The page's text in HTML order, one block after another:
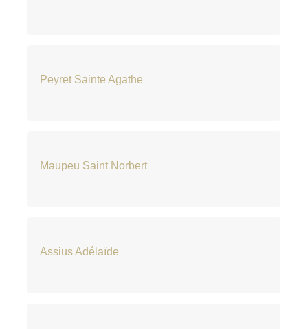
Peyret Sainte Agathe
Maupeu Saint Norbert
Assius Adélaïde